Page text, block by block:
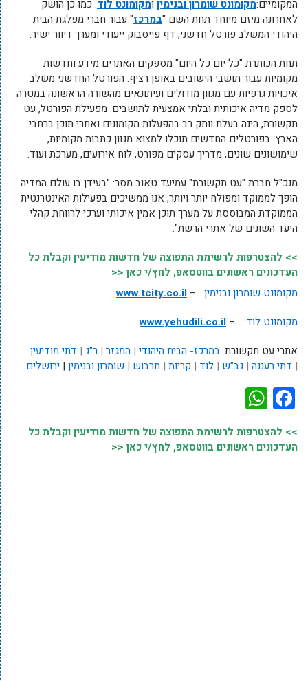
המקומיים:מקומונט שומרון ובנימין ומקומונט לוד. כמו כן הושק
לאחרונה מיזם מיוחד תחת השם "במרכז" עבור חברי מפלגת הבית
היהודי המשלב פורטל חדשני, דף פייסבוק ייעודי ומערך דיוור ישיר.
תחת הכותרת "כל יום כל היום" מספקים האתרים מידע וחדשות
מקומיות עבור תושבי הישובים באופן רציף. הפורטל החדשני משלב
איכויות גרפיות עם מגוון מודולים ועיתונאים מהשורה הראשונה במטרה
לספק מדיה איכותית ובלתי אמצעית לתושבים. מפעילת הפורטל, עט
תקשורת, הינה בעלת וותק רב בהפעלות מקומונים ואתרי תוכן ברחבי
הארץ. בפורטלים החדשים תוכלו למצוא מגוון כתבות מקומיות,
שימושונים שונים, מדריך עסקים מפורט, לוח אירועים, מערכת ועוד.
מנכ"ל חברת "עט תקשורת" עמיעד טאוב מסר: "בעידן בו עולם המדיה
הופך לממוקד ומפולח יותר ויותר, אנו ממשיכים בפעילות האינטרנטית
הממוקדת המבוססת על מערך תוכן אמין איכותי וערכי לרווחת קהלי
היעד השונים של אתרי הרשת".
>> להצטרפות לרשימת התפוצה של חדשות מודיעין וקבלת כל
העדכונים ראשונים בווטסאפ, לחץ/י כאן <<
מקומונט שומרון ובנימין: –
www.tcity.co.il
מקומונט לוד: –
www.yehudili.co.il
אתרי עט תקשורת:במרכז- הבית היהודי | המגזר | ר"ג | דתי מודיעין
| דתי רעננה | גב"ש | לוד | קריות | תרבוש | שומרון ובנימין | ירושלים
Facebook
>> להצטרפות לרשימת התפוצה של חדשות מודיעין וקבלת כל
העדכונים ראשונים בווטסאפ, לחץ/י כאן <<